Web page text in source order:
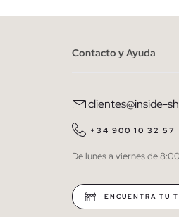
Contacto y Ayuda
clientes@inside-
+34 900 10 32 57
De lunes a viernes de
ENCUENTRA TU